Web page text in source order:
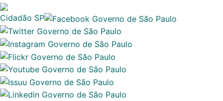
Cidadão SP